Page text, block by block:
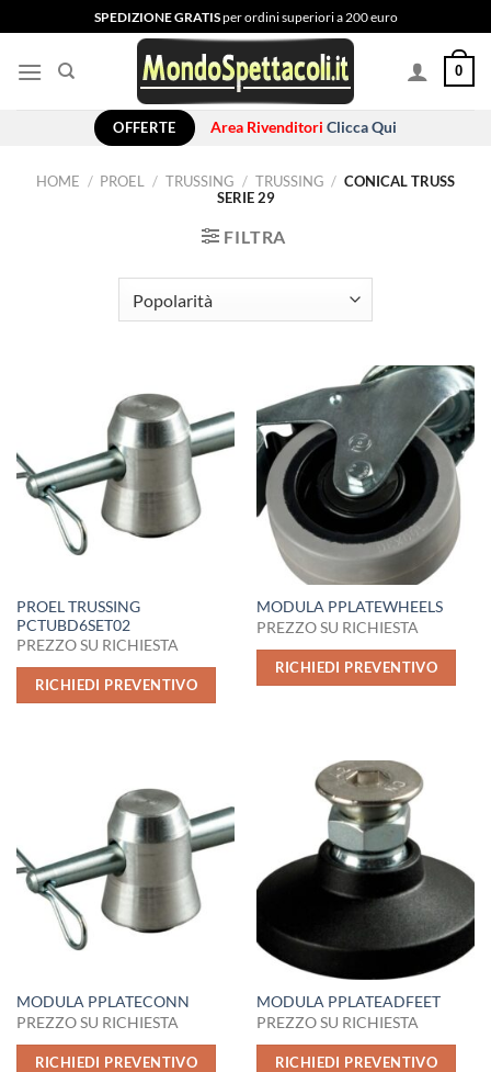
ai
contenuti
SPEDIZIONE GRATISper ordini superiori a 200 euro
0
OFFERTE Area Rivenditori Clicca Qui
HOME / PROEL / TRUSSING / TRUSSING / CONICAL TRUSS
SERIE 29
FILTRA
PROEL TRUSSING
PCTUBD6SET02
PREZZO SU RICHIESTA
RICHIEDI PREVENTIVO
MODULA PPLATEWHEELS
PREZZO SU RICHIESTA
RICHIEDI PREVENTIVO
MODULA PPLATECONN
PREZZO SU RICHIESTA
RICHIEDI PREVENTIVO
MODULA PPLATEADFEET
PREZZO SU RICHIESTA
RICHIEDI PREVENTIVO